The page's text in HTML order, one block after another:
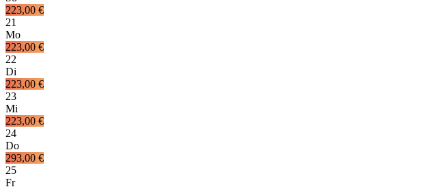
223,00 €
21
Mo
223,00 €
22
Di
223,00 €
23
Mi
223,00 €
24
Do
293,00 €
25
Fr